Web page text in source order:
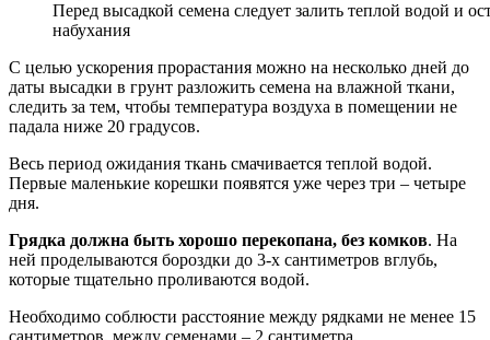
Перед высадкой семена следует залить теплой водой и
набухания
С целью ускорения прорастания можно на несколько дней до
даты высадки в грунт разложить семена на влажной ткани,
следить за тем, чтобы температура воздуха в помещении не
падала ниже 20 градусов.
Весь период ожидания ткань смачивается теплой водой.
Первые маленькие корешки появятся уже через три – четыре
дня.
Грядка должна быть хорошо перекопана, без комков. На
ней проделываются бороздки до 3-х сантиметров вглубь,
которые тщательно проливаются водой.
Необходимо соблюсти расстояние между рядками не менее 15